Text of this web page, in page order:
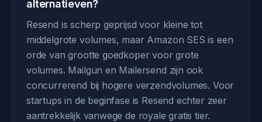
alternatieven?
Resend is scherp geprijsd voor kleine tot
middelgrote volumes, maar Amazon SES is een
orde van grootte goedkoper voor grote
volumes. Mailgun en Mailersend zijn ook
concurrerend bij hogere verzendvolumes. Voor
startups in de beginfase is Resend echter zeer
aantrekkelijk vanwege de royale gratis tier.